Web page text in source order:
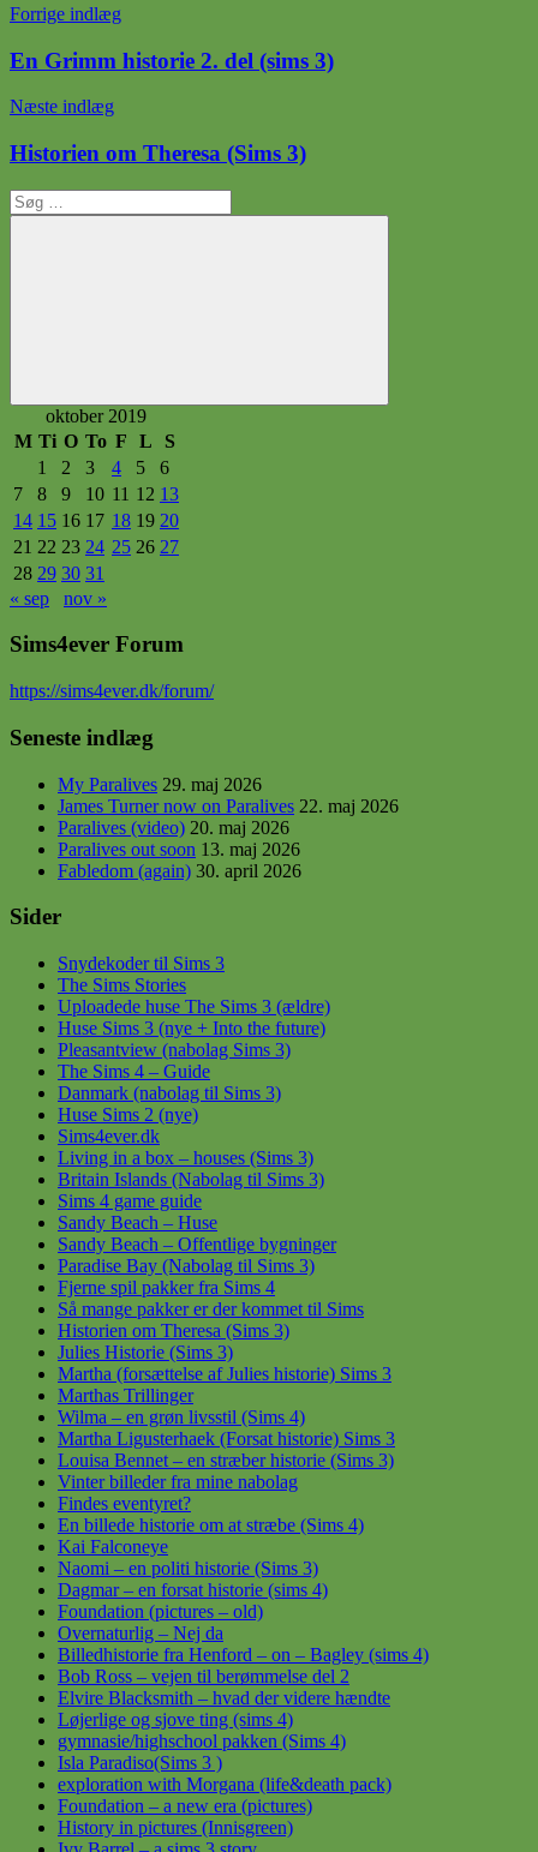
Indlægsnavigation
Forrige indlæg
En Grimm historie 2. del (sims 3)
Næste indlæg
Historien om Theresa (Sims 3)
Søg
efter:
Søg
oktober 2019
M Ti O To F L
S
1
2 3 4 5
6
7
8 9 10 11 12 13
14 15 16 17 18 19 20
21 22 23 24 25 26 27
28 29 30 31
« sep
nov »
Sims4ever Forum
https://sims4ever.dk/forum/
Seneste indlæg
My Paralives 29. maj 2026
James Turner now on Paralives 22. maj 2026
Paralives (video) 20. maj 2026
Paralives out soon 13. maj 2026
Fabledom (again) 30. april 2026
Sider
Snydekoder til Sims 3
The Sims Stories
Uploadede huse The Sims 3 (ældre)
Huse Sims 3 (nye + Into the future)
Pleasantview (nabolag Sims 3)
The Sims 4 – Guide
Danmark (nabolag til Sims 3)
Huse Sims 2 (nye)
Sims4ever.dk
Living in a box – houses (Sims 3)
Britain Islands (Nabolag til Sims 3)
Sims 4 game guide
Sandy Beach – Huse
Sandy Beach – Offentlige bygninger
Paradise Bay (Nabolag til Sims 3)
Fjerne spil pakker fra Sims 4
Så mange pakker er der kommet til Sims
Historien om Theresa (Sims 3)
Julies Historie (Sims 3)
Martha (forsættelse af Julies historie) Sims 3
Marthas Trillinger
Wilma – en grøn livsstil (Sims 4)
Martha Ligusterhaek (Forsat historie) Sims 3
Louisa Bennet – en stræber historie (Sims 3)
Vinter billeder fra mine nabolag
Findes eventyret?
En billede historie om at stræbe (Sims 4)
Kai Falconeye
Naomi – en politi historie (Sims 3)
Dagmar – en forsat historie (sims 4)
Foundation (pictures – old)
Overnaturlig – Nej da
Billedhistorie fra Henford – on – Bagley (sims 4)
Bob Ross – vejen til berømmelse del 2
Elvire Blacksmith – hvad der videre hændte
Løjerlige og sjove ting (sims 4)
gymnasie/highschool pakken (Sims 4)
Isla Paradiso(Sims 3 )
exploration with Morgana (life&death pack)
Foundation – a new era (pictures)
History in pictures (Innisgreen)